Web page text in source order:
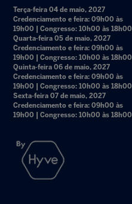
Terça-feira 04 de maio, 2027
Credenciamento e feira: 09h00 às
19h00 | Congresso: 10h00 às 18h00
Quarta-feira 05 de maio, 2027
Credenciamento e feira: 09h00 às
19h00 | Congresso: 10h00 às 18h00
Quinta-feira 06 de maio, 2027
Credenciamento e feira: 09h00 às
19h00 | Congresso: 10h00 às 18h00
Sexta-feira 07 de maio, 2027
Credenciamento e feira: 09h00 às
19h00 | Congresso: 10h00 às 18h00